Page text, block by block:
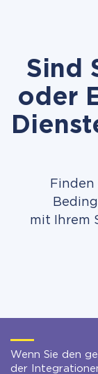
Sind
oder
Finden
mit Ihrem
Wenn Sie den
der